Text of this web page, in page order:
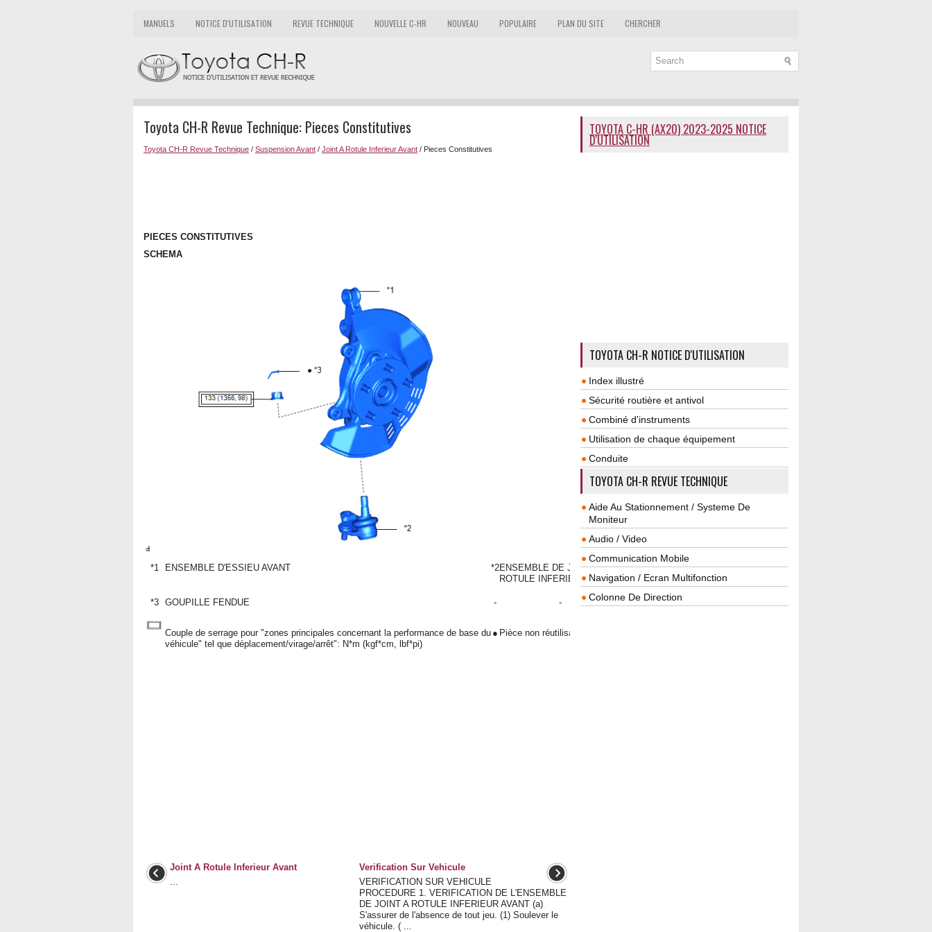
MANUELS NOTICE D'UTILISATION REVUE TECHNIQUE NOUVELLE C-HR NOUVEAU POPULAIRE PLAN DU SITE CHERCHER
Toyota CH-R Revue Technique: Pieces Constitutives
Toyota CH-R Revue Technique / Suspension Avant / Joint A Rotule Inferieur Avant / Pieces Constitutives
PIECES CONSTITUTIVES
SCHEMA
*1 ENSEMBLE D'ESSIEU AVANT *2ENSEMBLE DE JOINT A
ROTULE INFERIEUR AVANT
*3 GOUPILLE FENDUE - -
Couple de serrage pour "zones principales concernant la performance de base du
véhicule" tel que déplacement/virage/arrêt": N*m (kgf*cm, lbf*pi)
● Pièce non réutilisable
Joint A Rotule Inferieur Avant
Verification Sur Vehicule
VERIFICATION SUR VEHICULE
PROCEDURE 1. VERIFICATION DE L'ENSEMBLE
DE JOINT A ROTULE INFERIEUR AVANT (a)
S'assurer de l'absence de tout jeu. (1) Soulever le
véhicule. ( ...
TOYOTA C-HR (AX20) 2023-2025 NOTICE
D'UTILISATION
TOYOTA CH-R NOTICE D'UTILISATION
Index illustré
Sécurité routière et antivol
Combiné d'instruments
Utilisation de chaque équipement
Conduite
TOYOTA CH-R REVUE TECHNIQUE
Aide Au Stationnement / Systeme De
Moniteur
Audio / Video
Communication Mobile
Navigation / Ecran Multifonction
Colonne De Direction